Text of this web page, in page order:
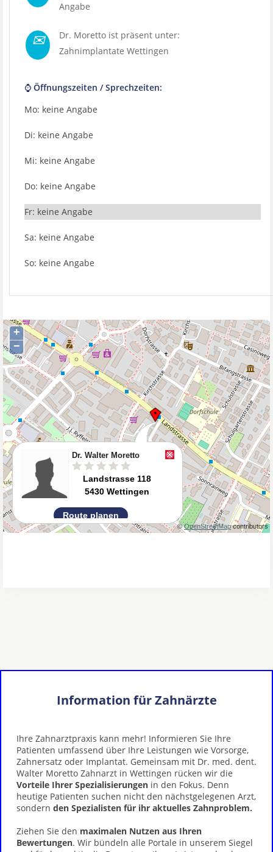
Angabe
✉
Dr. Moretto ist präsent unter:
Zahnimplantate Wettingen
⌚ Öffnungszeiten / Sprechzeiten:
Mo: keine Angabe
Di: keine Angabe
Mi: keine Angabe
Do: keine Angabe
Fr: keine Angabe
Sa: keine Angabe
So: keine Angabe
Information für Zahnärzte
Ihre Zahnarztpraxis kann mehr! Informieren Sie Ihre
Patienten umfassend über Ihre Leistungen wie Vorsorge,
Zahnersatz oder Implantat. Gemeinsam mit Dr. med. dent.
Walter Moretto Zahnarzt in Wettingen rücken wir die
Vorteile Ihrer Spezialisierungen in den Fokus. Denn
heutige Patienten suchen nicht den nächstgelegenen Arzt,
sondern den Spezialisten für ihr aktuelles Zahnproblem.
Ziehen Sie den maximalen Nutzen aus Ihren
Bewertungen. Wir bündeln alle Portale in unserem Siegel